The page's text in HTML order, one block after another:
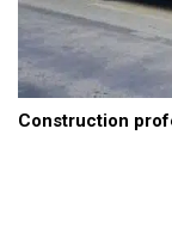
Construction